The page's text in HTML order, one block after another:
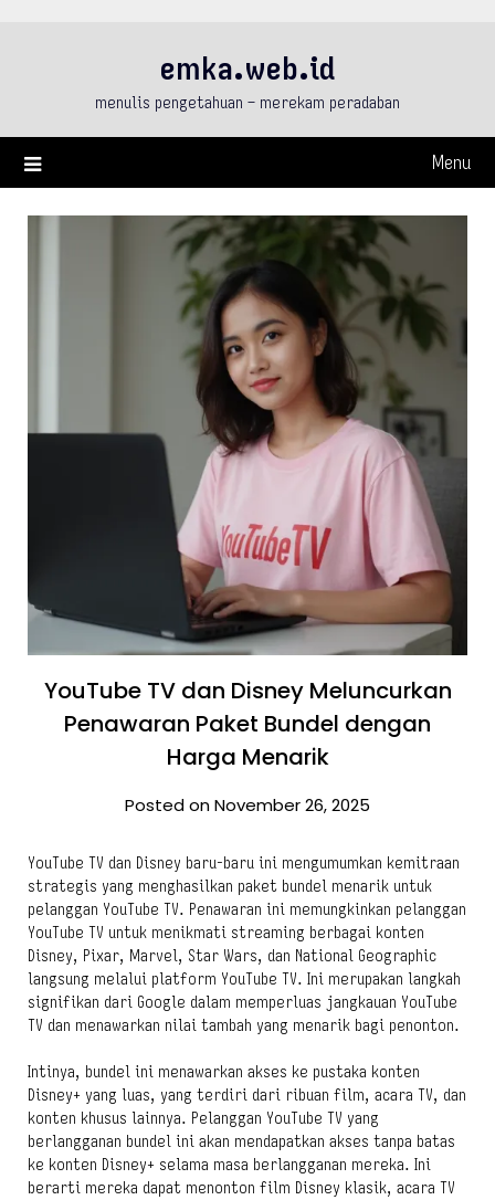
emka.web.id
menulis pengetahuan – merekam peradaban
Menu
YouTube TV dan Disney Meluncurkan
Penawaran Paket Bundel dengan
Harga Menarik
Posted on November 26, 2025
YouTube TV dan Disney baru-baru ini mengumumkan kemitraan
strategis yang menghasilkan paket bundel menarik untuk
pelanggan YouTube TV. Penawaran ini memungkinkan pelanggan
YouTube TV untuk menikmati streaming berbagai konten
Disney, Pixar, Marvel, Star Wars, dan National Geographic
langsung melalui platform YouTube TV. Ini merupakan langkah
signifikan dari Google dalam memperluas jangkauan YouTube
TV dan menawarkan nilai tambah yang menarik bagi penonton.
Intinya, bundel ini menawarkan akses ke pustaka konten
Disney+ yang luas, yang terdiri dari ribuan film, acara TV, dan
konten khusus lainnya. Pelanggan YouTube TV yang
berlangganan bundel ini akan mendapatkan akses tanpa batas
ke konten Disney+ selama masa berlangganan mereka. Ini
berarti mereka dapat menonton film Disney klasik, acara TV